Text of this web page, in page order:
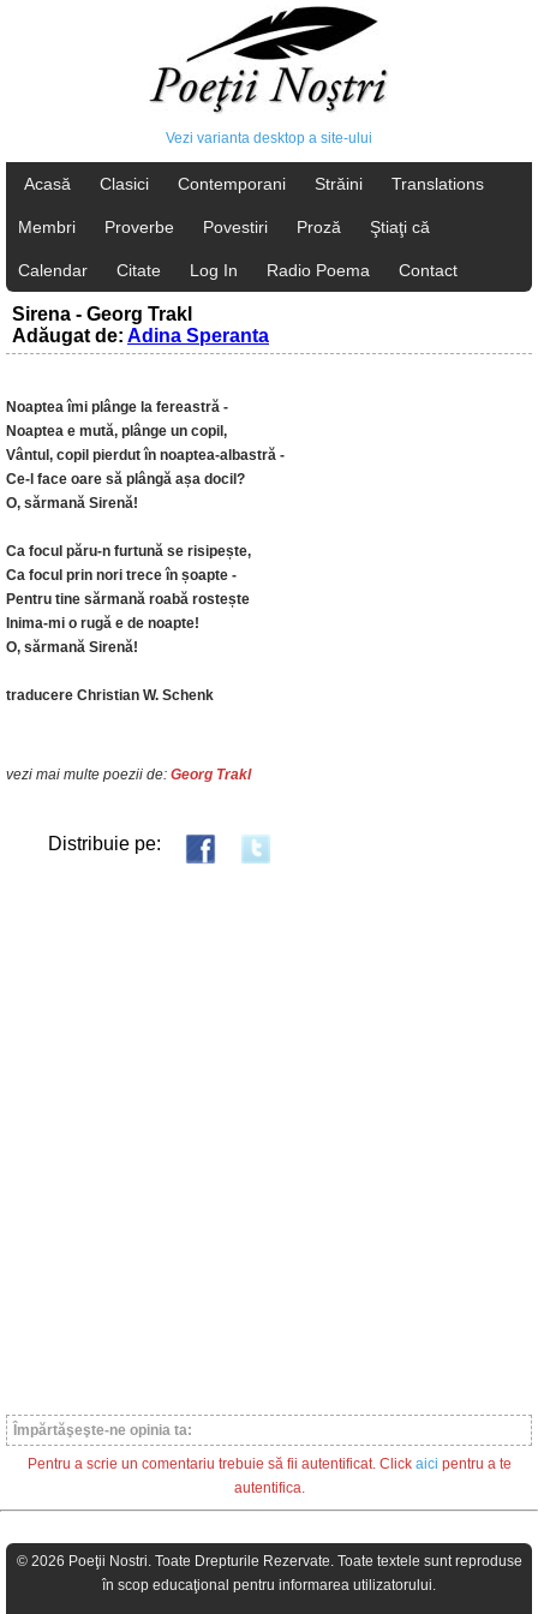
Vezi varianta desktop a site-ului
Acasă Clasici Contemporani Străini Translations
Membri Proverbe Povestiri Proză Ştiaţi că
Calendar Citate Log In Radio Poema Contact
Sirena - Georg Trakl
Adăugat de: Adina Speranta
Noaptea îmi plânge la fereastră -
Noaptea e mută, plânge un copil,
Vântul, copil pierdut în noaptea-albastră -
Ce-l face oare să plângă așa docil?
O, sărmană Sirenă!
Ca focul păru-n furtună se risipește,
Ca focul prin nori trece în șoapte -
Pentru tine sărmană roabă rostește
Inima-mi o rugă e de noapte!
O, sărmană Sirenă!
traducere Christian W. Schenk
vezi mai multe poezii de: Georg Trakl
Distribuie pe:
Împărtăşeşte-ne opinia ta:
Pentru a scrie un comentariu trebuie să fii autentificat. Click aici pentru a te
autentifica.
© 2026 Poeţii Nostri. Toate Drepturile Rezervate. Toate textele sunt reproduse
în scop educaţional pentru informarea utilizatorului.